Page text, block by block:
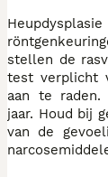
stellen de
test verplicht
aan te raden.
jaar. Houd bij
van de